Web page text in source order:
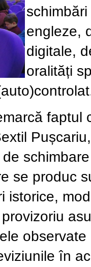
engleze,
digitale,
oralități
faptul
se produc
istorice,
în